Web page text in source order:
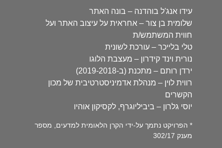
עידו אנג'ל בוהדנה – בונה האתר
שלומית בן צור – אחראית על עיצוב האתר ועל
חווית המשתמש/ת
טלי בלייכר – עורכת לשונית
נורית וינד קידרון – מעצבת הלוגו
ירדן רותם – מתכנת (ב-2019-2018)
רווית לוין – מנהלת אדמיניסטרטיבית של מכון
הקשרים
יוסי גלרון – ביביליוגרף, לקסיקון אוהיו
* הפרויקט נתמך על-ידי הקרן הלאומית למדעים, מספר
מענק 302/17